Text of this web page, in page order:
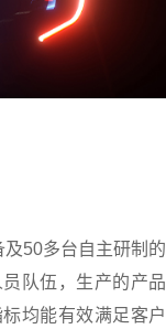
50多台自主研制的
队伍，生产的产品
均能有效满足客户